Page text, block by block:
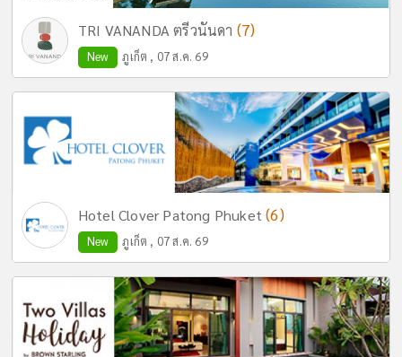
TRI VANANDA ตรีวนันดา (7)
New ภูเก็ต , 07 ส.ค. 69
Hotel Clover Patong Phuket(6)
New ภูเก็ต , 07 ส.ค. 69